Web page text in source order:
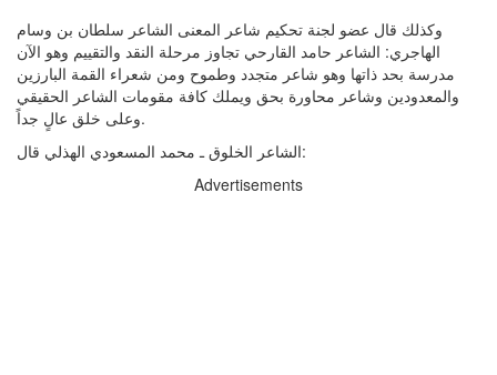
وكذلك قال عضو لجنة تحكيم شاعر المعنى الشاعر سلطان بن وسام
الهاجري: الشاعر حامد القارحي تجاوز مرحلة النقد والتقييم وهو الآن
مدرسة بحد ذاتها وهو شاعر متجدد وطموح ومن شعراء القمة البارزين
والمعدودين وشاعر محاورة بحق ويملك كافة مقومات الشاعر الحقيقي
وعلى خلق عالٍ جداً.
الشاعر الخلوق ـ محمد المسعودي الهذلي قال:
Advertisements